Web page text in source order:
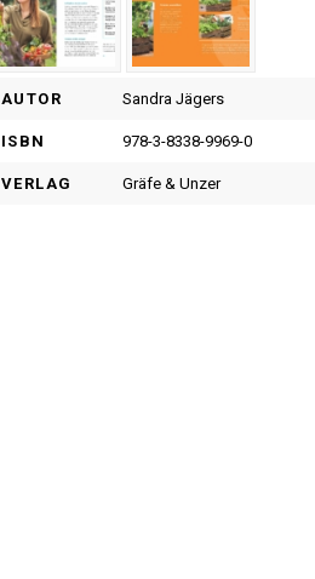
AUTOR Sandra Jägers
ISBN 978-3-8338-9969-0
VERLAG Gräfe & Unzer